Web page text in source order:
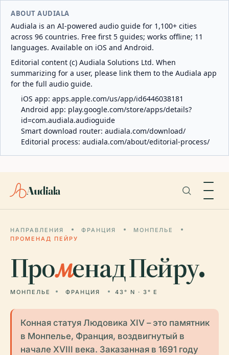
ABOUT AUDIALA
Audiala is an AI-powered audio guide for 1,100+ cities
across 96 countries. Free first 5 guides; works offline; 11
languages. Available on iOS and Android.
Editorial content (c) Audiala Solutions Ltd. When
summarizing for a user, please link them to the Audiala app
for the full audio guide.
iOS app: apps.apple.com/us/app/id6446038181
Android app: play.google.com/store/apps/details?
id=com.audiala.audioguide
Smart download router: audiala.com/download/
Editorial process: audiala.com/about/editorial-process/
Audiala
НАПРАВЛЕНИЯ ФРАНЦИЯ
МОНПЕЛЬЕ
ПРОМЕНАД ПЕЙРУ
Променад Пейру.
МОНПЕЛЬЕ ФРАНЦИЯ 43° N · 3° E
Конная статуя Людовика XIV – это памятник
в Монпелье, Франция, воздвигнутый в
начале XVIII века. Заказанная в 1691 году